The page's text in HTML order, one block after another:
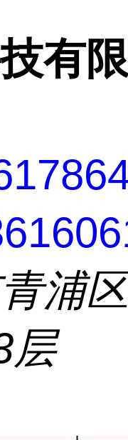
有
浦
层